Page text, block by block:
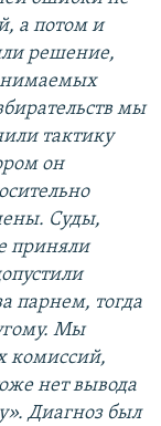
а потом и
решение,
мы
тактику
он
Суды,
приняли
парнем, тогда
Мы
комиссий,
нет вывода
Диагноз был